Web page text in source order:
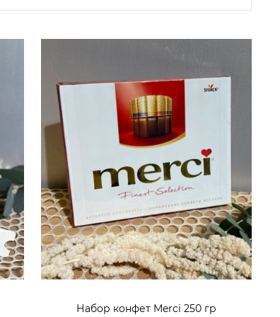
Набор конфет Merci 250 гр